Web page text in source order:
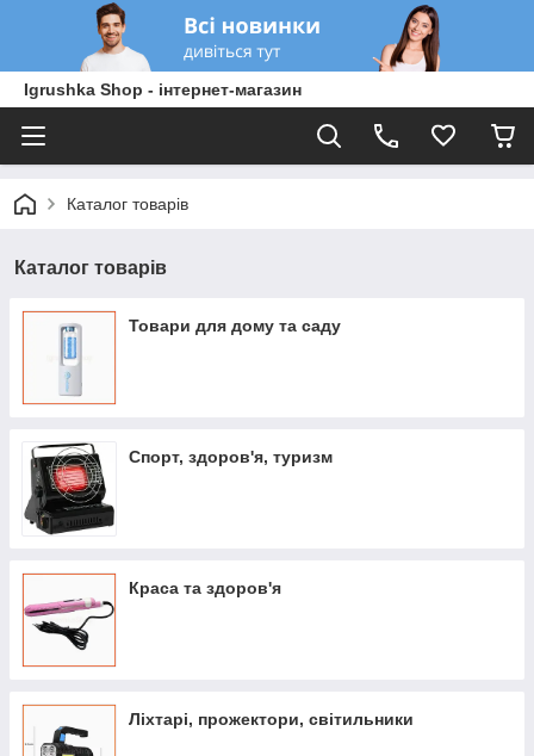
Igrushka Shop - інтернет-магазин
Каталог товарів
Каталог товарів
Товари для дому та саду
Спорт, здоров'я, туризм
Краса та здоров'я
Ліхтарі, прожектори, світильники